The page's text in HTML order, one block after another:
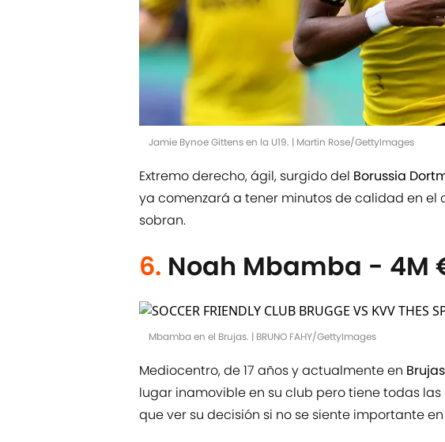
Jamie Bynoe Gittens en la U19. | Martin Rose/GettyImages
Extremo derecho, ágil, surgido del Borussia
ya comenzará a tener minutos de calidad en el
sobran.
6. Noah Mbamba - 4M
Mbamba en el Brujas. | BRUNO FAHY/GettyImages
Mediocentro, de 17 años y actualmente en Brujas
lugar inamovible en su club pero tiene todas
que ver su decisión si no se siente importante